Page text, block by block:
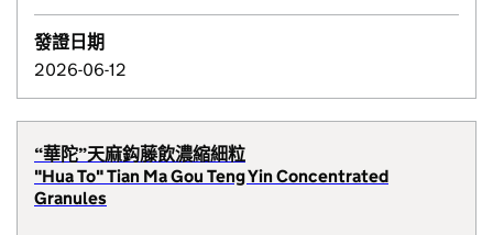
發證日期
2026-06-12
“華陀”天麻鈎藤飲濃縮細粒
"Hua To" Tian Ma Gou Teng Yin Concentrated
Granules